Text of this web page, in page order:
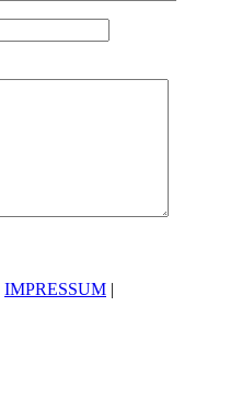
IMPRESSUM |